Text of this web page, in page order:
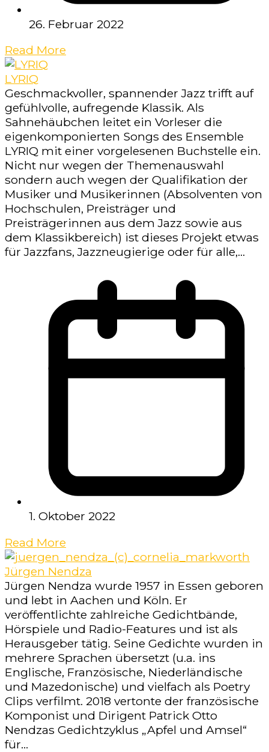
26. Februar 2022
Read More
LYRIQ
Geschmackvoller, spannender Jazz trifft auf
gefühlvolle, aufregende Klassik. Als
Sahnehäubchen leitet ein Vorleser die
eigenkomponierten Songs des Ensemble
LYRIQ mit einer vorgelesenen Buchstelle ein.
Nicht nur wegen der Themenauswahl
sondern auch wegen der Qualifikation der
Musiker und Musikerinnen (Absolventen von
Hochschulen, Preisträger und
Preisträgerinnen aus dem Jazz sowie aus
dem Klassikbereich) ist dieses Projekt etwas
für Jazzfans, Jazzneugierige oder für alle,...
1. Oktober 2022
Read More
Jürgen Nendza
Jürgen Nendza wurde 1957 in Essen geboren
und lebt in Aachen und Köln. Er
veröffentlichte zahlreiche Gedichtbände,
Hörspiele und Radio-Features und ist als
Herausgeber tätig. Seine Gedichte wurden in
mehrere Sprachen übersetzt (u.a. ins
Englische, Französische, Niederländische
und Mazedonische) und vielfach als Poetry
Clips verfilmt. 2018 vertonte der französische
Komponist und Dirigent Patrick Otto
Nendzas Gedichtzyklus „Apfel und Amsel“
für...